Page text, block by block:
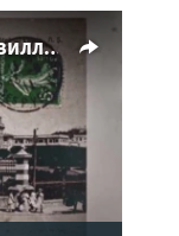
Домик у океана. Как выглядит вилла для Людмилы Путиной – репортаж с юга Франции